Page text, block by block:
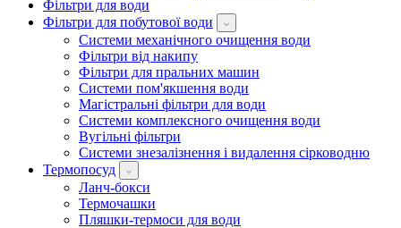
Фільтри для води
Фільтри для побутової води
Системи механічного очищення води
Фільтри від накипу
Фільтри для пральних машин
Системи пом'якшення води
Магістральні фільтри для води
Системи комплексного очищення води
Вугільні фільтри
Системи знезалізнення і видалення сірководню
Термопосуд
Ланч-бокси
Термочашки
Пляшки-термоси для води